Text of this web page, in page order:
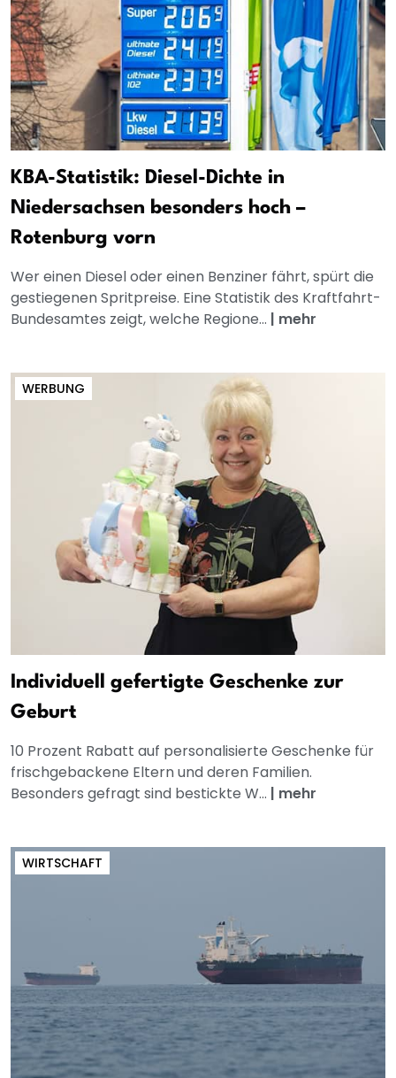
KBA-Statistik: Diesel-Dichte in
Niedersachsen besonders hoch –
Rotenburg vorn
Wer einen Diesel oder einen Benziner fährt, spürt die
gestiegenen Spritpreise. Eine Statistik des Kraftfahrt-
Bundesamtes zeigt, welche Regione... | mehr
WERBUNG
Individuell gefertigte Geschenke zur
Geburt
10 Prozent Rabatt auf personalisierte Geschenke für
frischgebackene Eltern und deren Familien.
Besonders gefragt sind bestickte W... | mehr
WIRTSCHAFT